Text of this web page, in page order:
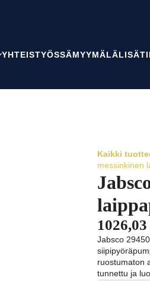
YHTEISTYÖSSÄMYYMÄLÄ
Kaikki
messinkinen
1026,03
Jabsco
ruostumaton
tunnettu ja